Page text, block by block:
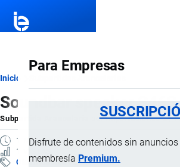
Para Empresas
Disfrute de contenidos sin
membresía Premium.
Ruta
de
navegación
Inicio
Soundbar speaker S46S
Subpartida Arancelaria porImportaciones …,
1 MINUTO
1 VISTAS
Clasificación Arancelaria